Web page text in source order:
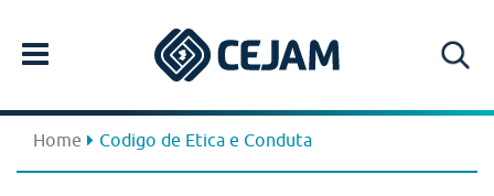
Home Codigo de Etica e Conduta